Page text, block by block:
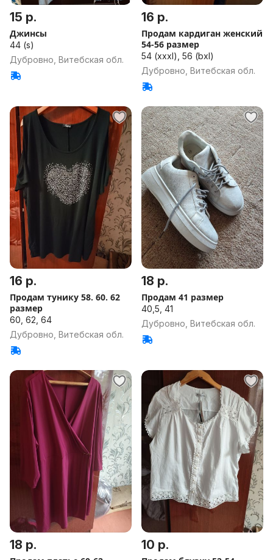
15 р.
Джинсы
44 (s)
Дубровно, Витебская обл.
16 р.
Продам кардиган женский
54-56 размер
54 (xxxl), 56 (bxl)
Дубровно, Витебская обл.
16 р.
Продам тунику 58. 60. 62
размер
60, 62, 64
Дубровно, Витебская обл.
18 р.
Продам 41 размер
40,5, 41
Дубровно, Витебская обл.
18 р. 10 р.